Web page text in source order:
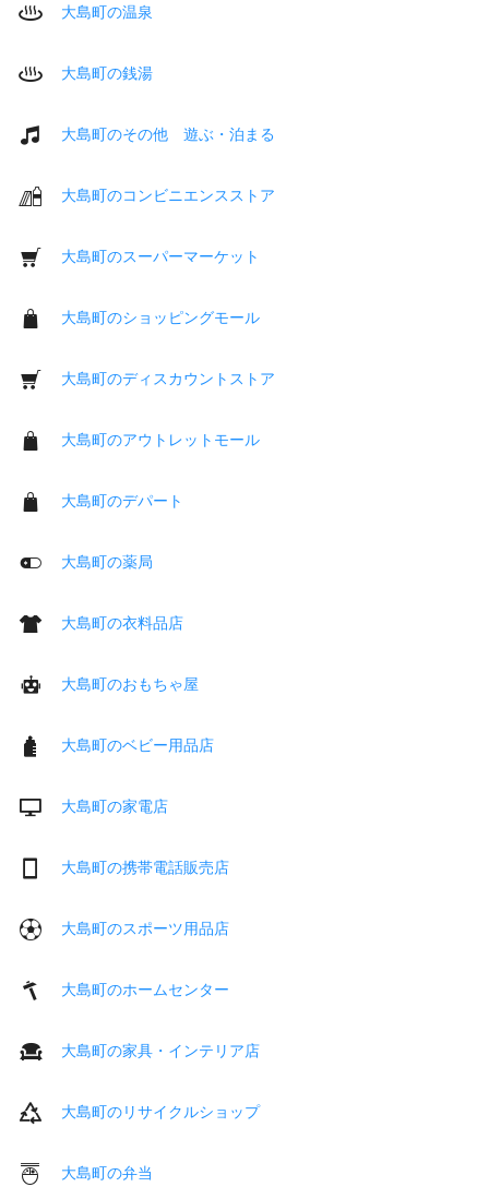
大島町の温泉
大島町の銭湯
大島町のその他 遊ぶ・泊まる
大島町のコンビニエンスストア
大島町のスーパーマーケット
大島町のショッピングモール
大島町のディスカウントストア
大島町のアウトレットモール
大島町のデパート
大島町の薬局
大島町の衣料品店
大島町のおもちゃ屋
大島町のベビー用品店
大島町の家電店
大島町の携帯電話販売店
大島町のスポーツ用品店
大島町のホームセンター
大島町の家具・インテリア店
大島町のリサイクルショップ
大島町の弁当